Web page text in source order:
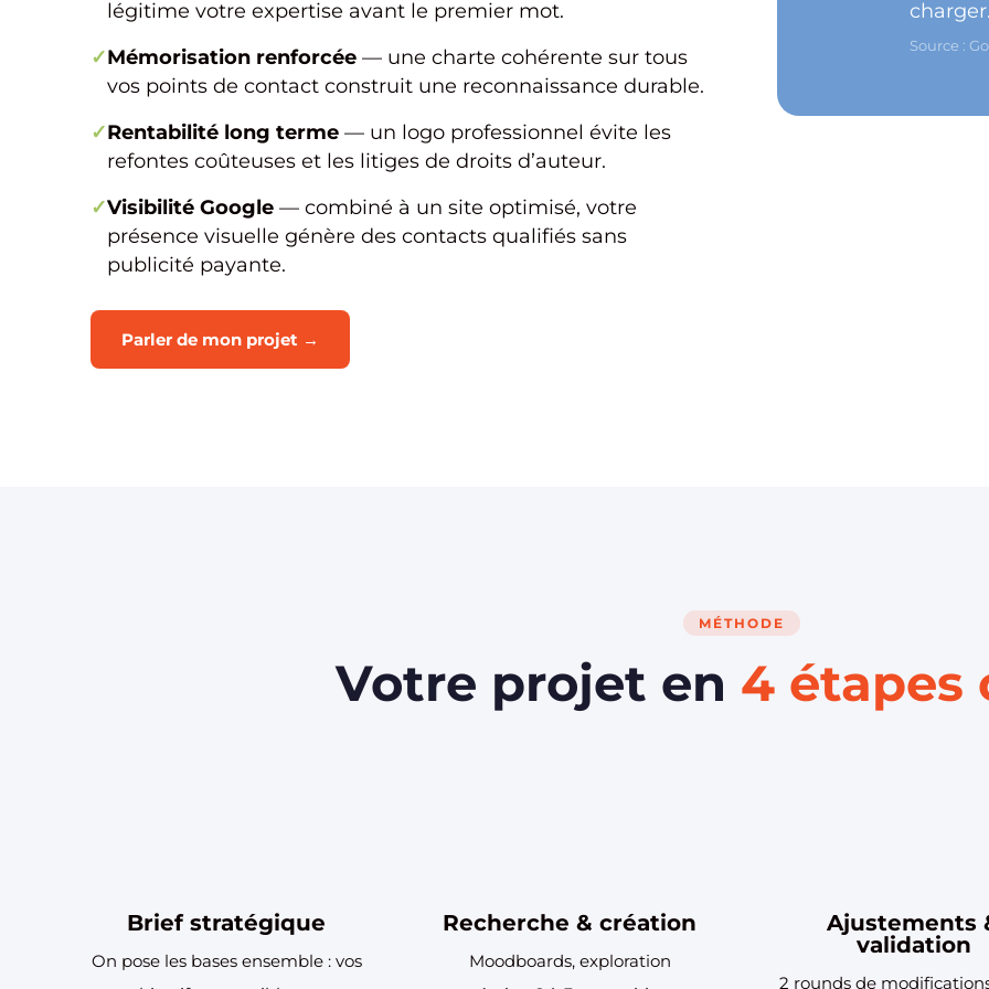
légitime votre expertise avant le premier mot.
✓Mémorisation renforcée — une charte cohérente sur tous
vos points de contact construit une reconnaissance durable.
✓Rentabilité long terme — un logo professionnel évite les
refontes coûteuses et les litiges de droits d’auteur.
✓Visibilité Google — combiné à un site optimisé, votre
présence visuelle génère des contacts qualifiés sans
publicité payante.
Parler de mon projet →
charger.
Source :
MÉTHODE
Votre projet en 4 étapes
Brief stratégique
On pose les bases ensemble : vos
Recherche & création
Moodboards, exploration
Ajustements
validation
2 rounds de